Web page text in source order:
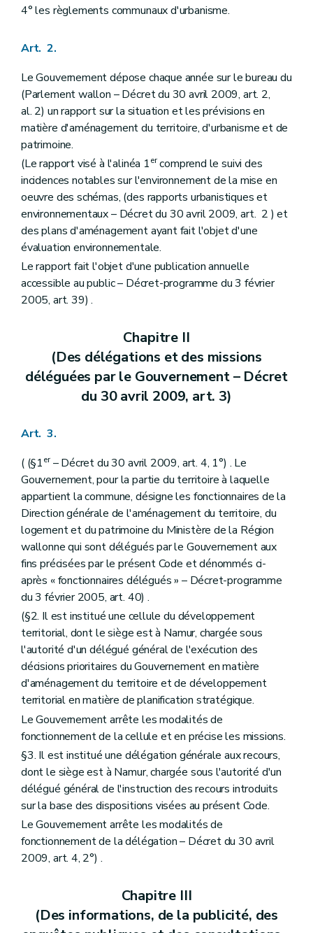
Section 5 Elaboration et révision par le Gouvernement
Art. 57
Art. 57 bis
Section 7 Abrogation du plan communal d'aménagement
Art. 57 ter
Chapitre IV Des expropriations et des indemnités
Art. 58
Art. 59
Art. 60
Art. 61
Art. 62
Art. 63
Art. 64
Art. 65
Art. 66
Art. 67
Art. 68
Art. 69
Art. 70
Du remembrement et du relotissement
Art. 73
Art. 74
Art. 75
Des règlements d'urbanisme
Art. 78
Art. 79
Chapitre III Des dispositions communes
Art. 80
Art. 81
Art. 82
Art. 83
Titre V Des permis et certificats d'urbanisme
Chapitre premier Du permis d'urbanisme
Section première Des actes et travaux soumis à permis d'urbanisme
Art. 84
Art. 85
Section 2 Des charges d'urbanisme (... – Décret du 30 avril 2009, art. 41 )
Section 3 De la péremption et de la prorogation du permis d'urbanisme
Art. 86
Section 4 Du permis d'urbanisme à durée limitée
Art. 87
Chapitre II (Du permis d'urbanisation et du permis d'urbanisme de constructions groupées – Décret du 30 avril 2009, art. 42)
Section première (Des actes soumis à permis d'urbanisation – Décret du 30 avril 2009, art. 43)
Art. 88
Section 2 Des actes soumis à permis d'urbanisme de constructions groupées – Décret du 30 avril 2009, art. 45)
Art. 89
Section 3 (Des actes non soumis à permis d'urbanisation – Décret du 30 avril 2009, art. 47)
Art. 90
Art. 91
Section 4 (Des effets du permis d'urbanisation et du permis d'urbanisme de constructions groupées – Décret du 30 avril 2009, art. 50)
Art. 92
Art. 93
Art. 94
Art. 95
Art. 96
(De la péremption du permis d'urbanisation et de la péremption ou de la prorogation du permis d'urbanisme de constructions groupées qui implique l'ouverture, la modification ou la suppression d'une voirie communale – Décret du 30 avril 2009, art. 56)
Art. 99
4° les règlements communaux d'urbanisme.
Art. 2.
Le Gouvernement dépose chaque année sur le bureau du
(Parlement wallon – Décret du 30 avril 2009, art. 2,
al. 2) un rapport sur la situation et les prévisions en
matière d'aménagement du territoire, d'urbanisme et de
patrimoine.
(Le rapport visé à l'alinéa 1ercomprend le suivi des
incidences notables sur l'environnement de la mise en
oeuvre des schémas, (des rapports urbanistiques et
environnementaux – Décret du 30 avril 2009, art. 2 ) et
des plans d'aménagement ayant fait l'objet d'une
évaluation environnementale.
Le rapport fait l'objet d'une publication annuelle
accessible au public – Décret-programme du 3 février
2005, art. 39) .
Chapitre II
(Des délégations et des missions
déléguées par le Gouvernement – Décret
du 30 avril 2009, art. 3)
Art. 3.
( (§1er– Décret du 30 avril 2009, art. 4, 1°) . Le
Gouvernement, pour la partie du territoire à laquelle
appartient la commune, désigne les fonctionnaires de la
Direction générale de l'aménagement du territoire, du
logement et du patrimoine du Ministère de la Région
wallonne qui sont délégués par le Gouvernement aux
fins précisées par le présent Code et dénommés ci-
après « fonctionnaires délégués » – Décret-programme
du 3 février 2005, art. 40) .
(§2. Il est institué une cellule du développement
territorial, dont le siège est à Namur, chargée sous
l'autorité d'un délégué général de l'exécution des
décisions prioritaires du Gouvernement en matière
d'aménagement du territoire et de développement
territorial en matière de planification stratégique.
Le Gouvernement arrête les modalités de
fonctionnement de la cellule et en précise les missions.
§3. Il est institué une délégation générale aux recours,
dont le siège est à Namur, chargée sous l'autorité d'un
délégué général de l'instruction des recours introduits
sur la base des dispositions visées au présent Code.
Le Gouvernement arrête les modalités de
fonctionnement de la délégation – Décret du 30 avril
2009, art. 4, 2°) .
Chapitre III
(Des informations, de la publicité, des